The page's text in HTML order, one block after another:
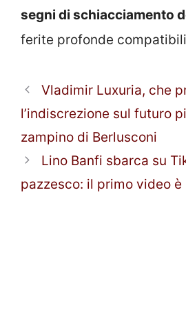
segni di schiacciamento
ferite profonde
Vladimir Luxuria, che
l’indiscrezione sul futuro
zampino di Berlusconi
Lino Banfi sbarca su
pazzesco: il primo video è